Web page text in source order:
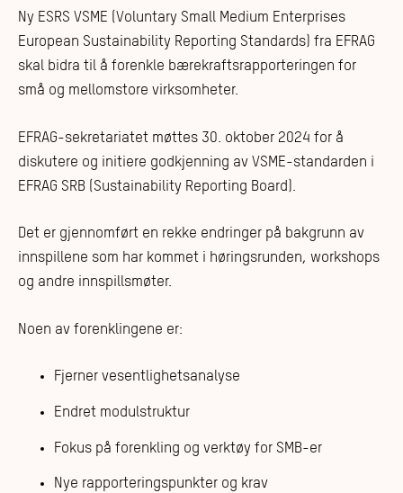
Ny ESRS VSME (Voluntary Small Medium Enterprises
European Sustainability Reporting Standards) fra EFRAG
skal bidra til å forenkle bærekraftsrapporteringen for
små og mellomstore virksomheter.
EFRAG-sekretariatet møttes 30. oktober 2024 for å
diskutere og initiere godkjenning av VSME-standarden i
EFRAG SRB (Sustainability Reporting Board).
Det er gjennomført en rekke endringer på bakgrunn av
innspillene som har kommet i høringsrunden, workshops
og andre innspillsmøter.
Noen av forenklingene er:
Fjerner vesentlighetsanalyse
Endret modulstruktur
Fokus på forenkling og verktøy for SMB-er
Nye rapporteringspunkter og krav